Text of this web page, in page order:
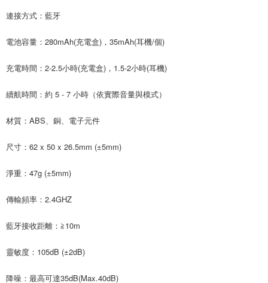
連接方式：藍牙
電池容量：280mAh(充電盒)，35mAh(耳機/個)
充電時間：2-2.5小時(充電盒)，1.5-2小時(耳機)
續航時間：約 5 - 7 小時（依實際音量與模式）
材質：ABS、銅、電子元件
尺寸：62 x 50 x 26.5mm (±5mm)
淨重：47g (±5mm)
傳輸頻率：2.4GHZ
藍牙接收距離：≧10m
靈敏度：105dB (±2dB)
降噪：最高可達35dB(Max.40dB)